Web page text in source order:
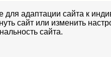
для адаптации сайта к
сайт или изменить
сайта.